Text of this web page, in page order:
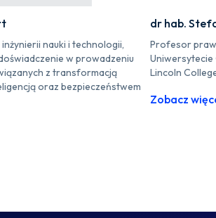
nauki i technologii,
w prowadzeniu
z transformacją
oraz bezpieczeństwem
dr hab.
Profesor
Lincoln
Zobacz